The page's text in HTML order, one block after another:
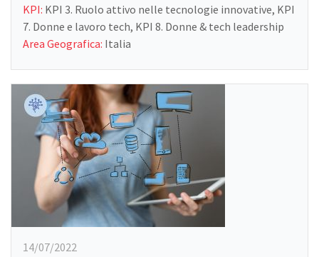
KPI: KPI 3. Ruolo attivo nelle tecnologie innovative, KPI
7. Donne e lavoro tech, KPI 8. Donne & tech leadership
Area Geografica: Italia
14/07/2022